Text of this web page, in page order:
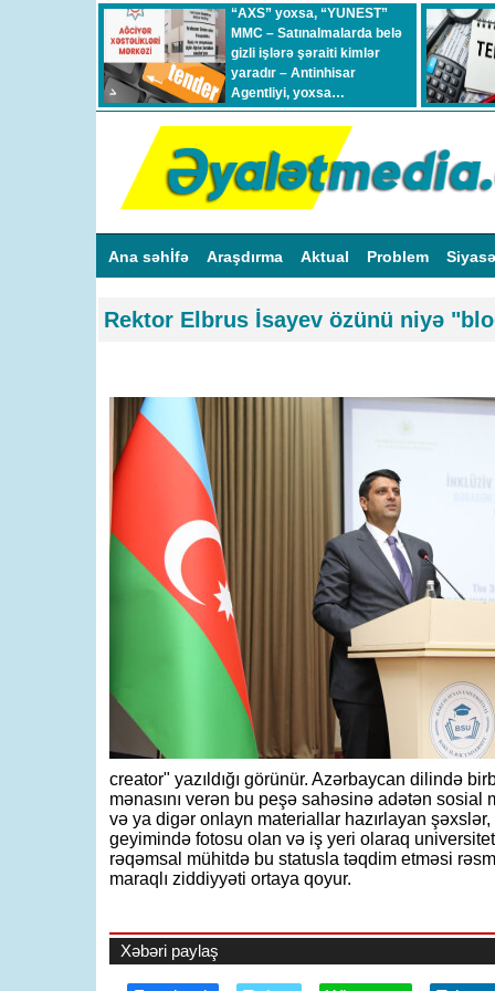
“AXS” yoxsa, “YUNEST”
MMC – Satınalmalarda belə
gizli işlərə şəraiti kimlər
yaradır – Antinhisar
Agentliyi, yoxsa…
Ana səhİfə Araşdırma Aktual Problem
Rektor Elbrus İsayev özünü niyə
creator" yazıldığı görünür. Azərbaycan dilində
mənasını verən bu peşə sahəsinə adətən sosial
və ya digər onlayn materiallar hazırlayan
geyimində fotosu olan və iş yeri olaraq
rəqəmsal mühitdə bu statusla təqdim etməsi
maraqlı ziddiyyəti ortaya qoyur.
Xəbəri paylaş